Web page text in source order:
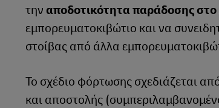
την αποδοτικότητα παράδοσης στο
εμπορευματοκιβώτιο και να
στοίβας από άλλα
Το σχέδιο φόρτωσης σχεδιάζεται
και αποστολής